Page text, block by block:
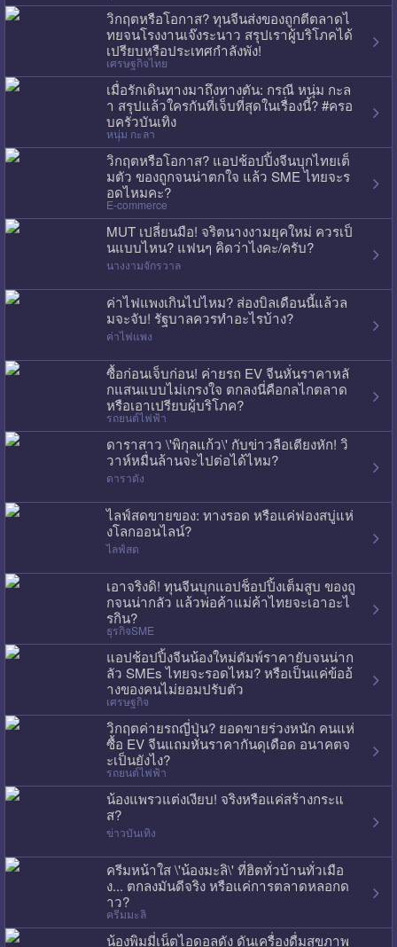
วิกฤตหรือโอกาส? ทุนจีนส่งของถูกตีตลาดไ
ทยจนโรงงานเจ๊งระนาว สรุปเราผู้บริโภคได้
เปรียบหรือประเทศกำลังพัง!
เศรษฐกิจไทย
เมื่อรักเดินทางมาถึงทางตัน: กรณี หนุ่ม กะล
า สรุปแล้วใครกันที่เจ็บที่สุดในเรื่องนี้? #ครอ
บครัวบันเทิง
หนุ่ม กะลา
วิกฤตหรือโอกาส? แอปช้อปปิ้งจีนบุกไทยเต็
มตัว ของถูกจนน่าตกใจ แล้ว SME ไทยจะร
อดไหมคะ?
E-commerce
MUT เปลี่ยนมือ! จริตนางงามยุคใหม่ ควรเป็
นแบบไหน? แฟนๆ คิดว่าไงคะ/ครับ?
นางงามจักรวาล
ค่าไฟแพงเกินไปไหม? ส่องบิลเดือนนี้แล้วล
มจะจับ! รัฐบาลควรทำอะไรบ้าง?
ค่าไฟแพง
ซื้อก่อนเจ็บก่อน! ค่ายรถ EV จีนหั่นราคาหลั
กแสนแบบไม่เกรงใจ ตกลงนี่คือกลไกตลาด
หรือเอาเปรียบผู้บริโภค?
รถยนต์ไฟฟ้า
ดาราสาว \'พิกุลแก้ว\' กับข่าวลือเตียงหัก! วิ
วาห์หมื่นล้านจะไปต่อได้ไหม?
ดาราดัง
ไลฟ์สดขายของ: ทางรอด หรือแค่ฟองสบู่แห่
งโลกออนไลน์?
ไลฟ์สด
เอาจริงดิ! ทุนจีนบุกแอปช็อปปิ้งเต็มสูบ ของถู
กจนน่ากลัว แล้วพ่อค้าแม่ค้าไทยจะเอาอะไ
รกิน?
ธุรกิจSME
แอปช้อปปิ้งจีนน้องใหม่ดัมพ์ราคายับจนน่าก
ลัว SMEs ไทยจะรอดไหม? หรือเป็นแค่ข้ออ้
างของคนไม่ยอมปรับตัว
เศรษฐกิจ
วิกฤตค่ายรถญี่ปุ่น? ยอดขายร่วงหนัก คนแห่
ซื้อ EV จีนแถมหั่นราคากันดุเดือด อนาคตจ
ะเป็นยังไง?
รถยนต์ไฟฟ้า
น้องแพรวแต่งเงียบ! จริงหรือแค่สร้างกระแ
ส?
ข่าวบันเทิง
ครีมหน้าใส \'น้องมะลิ\' ที่ฮิตทั่วบ้านทั่วเมือ
ง... ตกลงมันดีจริง หรือแค่การตลาดหลอกด
าว?
ครีมมะลิ
น้องพิมมี่เน็ตไอดอลดัง ดันเครื่องดื่มสุขภาพ